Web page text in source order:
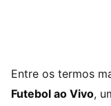
Entre os termos
Futebol ao Vivo,